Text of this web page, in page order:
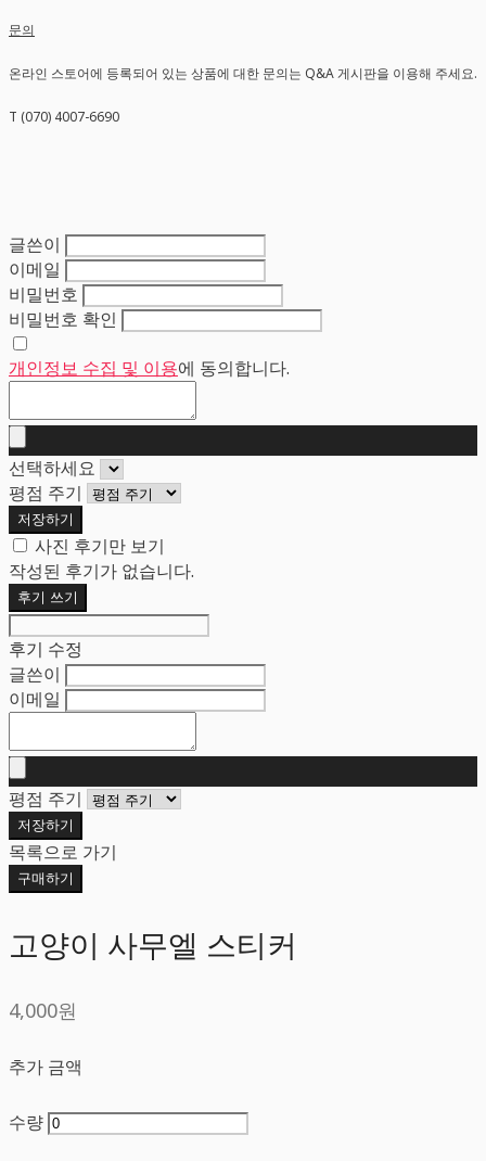
문의
온라인 스토어에 등록되어 있는 상품에 대한 문의는 Q&A 게시판을 이용해 주세요.
T (070) 4007-6690
글쓴이
이메일
비밀번호
비밀번호 확인
개인정보 수집 및 이용에 동의합니다.
선택하세요
평점 주기
저장하기
사진 후기만 보기
작성된 후기가 없습니다.
후기 쓰기
후기 수정
글쓴이
이메일
평점 주기
저장하기
목록으로 가기
구매하기
고양이 사무엘 스티커
4,000원
추가 금액
수량